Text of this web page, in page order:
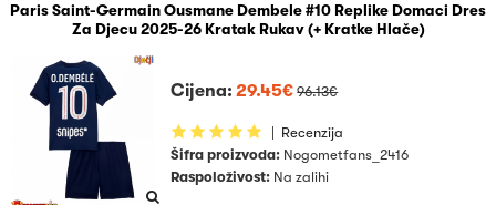
Paris Saint-Germain Ousmane Dembele #10 Replike Domaci Dres
Za Djecu 2025-26 Kratak Rukav (+ Kratke Hlače)
Cijena: 29.45€ 96.13€
| Recenzija
Šifra proizvoda: Nogometfans_2416
Raspoloživost: Na zalihi